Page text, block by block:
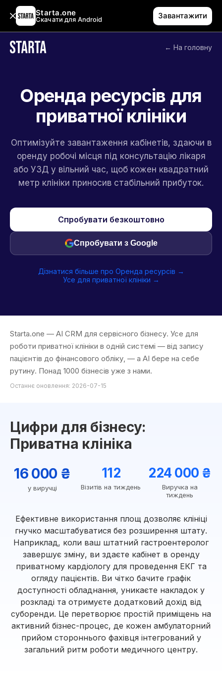
Starta.one
Скачати для Android Завантажити
← На головну
Оренда ресурсів для
приватної клініки
Оптимізуйте завантаження кабінетів, здаючи в
оренду робочі місця під консультацію лікаря
або УЗД у вільний час, щоб кожен квадратний
метр клініки приносив стабільний прибуток.
Спробувати безкоштовно
Спробувати з Google
Дізнатися більше про Оренда ресурсів →
Усе для приватної клініки →
Starta.one — AI CRM для сервісного бізнесу. Усе для
роботи приватної клініки в одній системі — від запису
пацієнтів до фінансового обліку, — а AI бере на себе
рутину. Понад 1000 бізнесів уже з нами.
Останнє оновлення: 2026-07-15
Цифри для бізнесу:
Приватна клініка
16 000 ₴
у виручці
112
Візитів на тиждень
224 000 ₴
Виручка на
тиждень
Ефективне використання площ дозволяє клініці
гнучко масштабуватися без розширення штату.
Наприклад, коли ваш штатний гастроентеролог
завершує зміну, ви здаєте кабінет в оренду
приватному кардіологу для проведення ЕКГ та
огляду пацієнтів. Ви чітко бачите графік
доступності обладнання, уникаєте накладок у
розкладі та отримуєте додатковий дохід від
суборенди. Це перетворює простій приміщень на
активний бізнес-процес, де кожен амбулаторний
прийом стороннього фахівця інтегрований у
загальний ритм роботи медичного центру.